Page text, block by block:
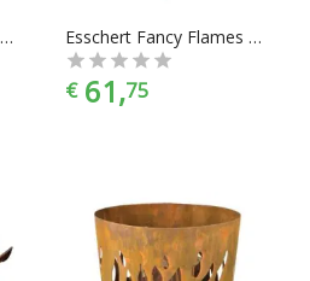
Diamant Sabatier Babiole Messenblok - 6-delig - acacia hout Esschert Fancy Flames Vuurschaal
€ 61,75